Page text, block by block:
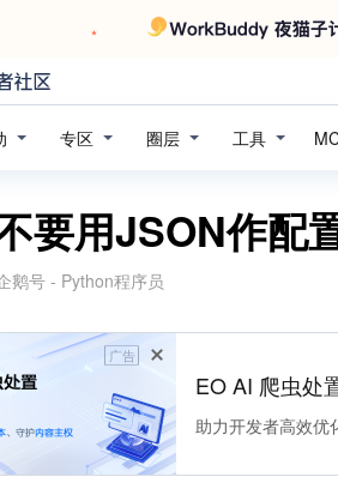
专区 圈层 工具
要用JSON作配
鹅号 - Python程序员
广告
EO AI 爬虫处
助力开发者高效优